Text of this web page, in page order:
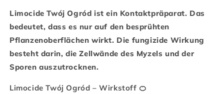
Limocide Twój Ogród ist ein Kontaktpräparat. Das
bedeutet, dass es nur auf den besprühten
Pflanzenoberflächen wirkt. Die fungizide Wirkung
besteht darin, die Zellwände des Myzels und der
Sporen auszutrocknen.
Limocide Twój Ogród – Wirkstoff 🍊